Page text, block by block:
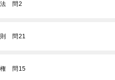
法 問2
則 問21
権 問15